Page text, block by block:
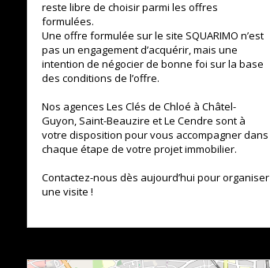
reste libre de choisir parmi les offres
formulées.
Une offre formulée sur le site SQUARIMO n’est
pas un engagement d’acquérir, mais une
intention de négocier de bonne foi sur la base
des conditions de l’offre.
Nos agences Les Clés de Chloé à Châtel-
Guyon, Saint-Beauzire et Le Cendre sont à
votre disposition pour vous accompagner dans
chaque étape de votre projet immobilier.
Contactez-nous dès aujourd’hui pour organiser
une visite !